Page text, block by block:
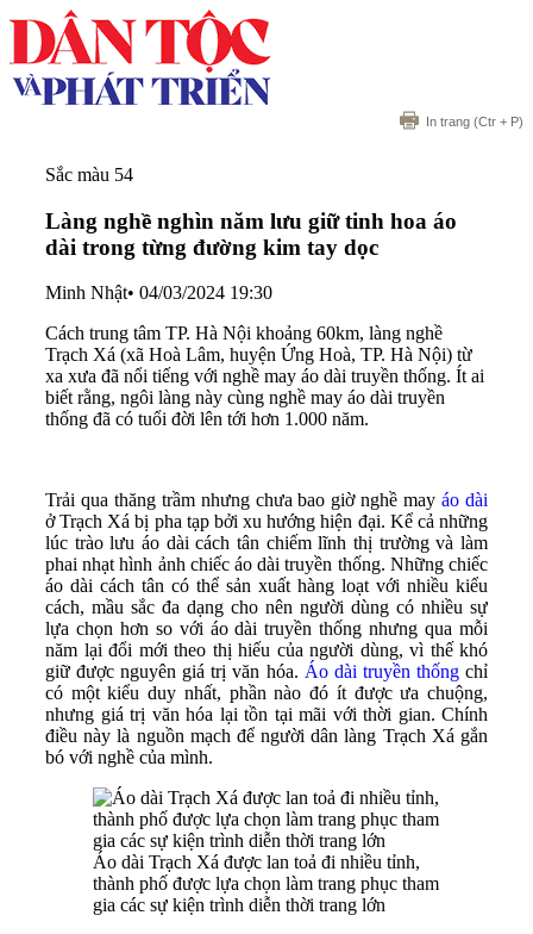
In trang (Ctr + P)
Sắc màu 54
Làng nghề nghìn năm lưu giữ tinh hoa áo
dài trong từng đường kim tay dọc
Minh Nhật• 04/03/2024 19:30
Cách trung tâm TP. Hà Nội khoảng 60km, làng nghề
Trạch Xá (xã Hoà Lâm, huyện Ứng Hoà, TP. Hà Nội) từ
xa xưa đã nổi tiếng với nghề may áo dài truyền thống. Ít ai
biết rằng, ngôi làng này cùng nghề may áo dài truyền
thống đã có tuổi đời lên tới hơn 1.000 năm.
Trải qua thăng trầm nhưng chưa bao giờ nghề mayáo dài
ở Trạch Xá bị pha tạp bởi xu hướng hiện đại. Kể cả những
lúc trào lưu áo dài cách tân chiếm lĩnh thị trường và làm
phai nhạt hình ảnh chiếc áo dài truyền thống. Những chiếc
áo dài cách tân có thể sản xuất hàng loạt với nhiều kiểu
cách, mầu sắc đa dạng cho nên người dùng có nhiều sự
lựa chọn hơn so với áo dài truyền thống nhưng qua mỗi
năm lại đổi mới theo thị hiếu của người dùng, vì thế khó
giữ được nguyên giá trị văn hóa. Áo dài truyền thốngchỉ
có một kiểu duy nhất, phần nào đó ít được ưa chuộng,
nhưng giá trị văn hóa lại tồn tại mãi với thời gian. Chính
điều này là nguồn mạch để người dân làng Trạch Xá gắn
bó với nghề của mình.
Áo dài Trạch Xá được lan toả đi nhiều tỉnh,
thành phố được lựa chọn làm trang phục tham
gia các sự kiện trình diễn thời trang lớn